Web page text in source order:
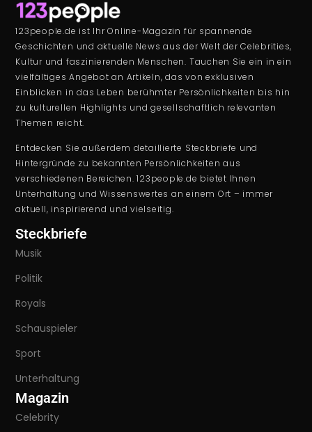
123people.de ist Ihr Online-Magazin für spannende
Geschichten und aktuelle News aus der Welt der Celebrities,
Kultur und faszinierenden Menschen. Tauchen Sie ein in ein
vielfältiges Angebot an Artikeln, das von exklusiven
Einblicken in das Leben berühmter Persönlichkeiten bis hin
zu kulturellen Highlights und gesellschaftlich relevanten
Themen reicht.
Entdecken Sie außerdem detaillierte Steckbriefe und
Hintergründe zu bekannten Persönlichkeiten aus
verschiedenen Bereichen. 123people.de bietet Ihnen
Unterhaltung und Wissenswertes an einem Ort – immer
aktuell, inspirierend und vielseitig.
Steckbriefe
Musik
Politik
Royals
Schauspieler
Sport
Unterhaltung
Magazin
Celebrity